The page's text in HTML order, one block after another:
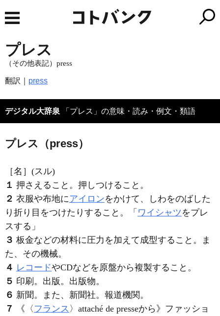
プレス
（その他表記）press
翻訳｜ press
デジタル大辞泉 「プレス」の意味・読み・例文・類語
プレス（press）
［名］ (スル)
１ 押さえること。押しつけること。
２ 衣服や布地にアイロンをかけて、しわをのばした
り折り目をつけたりすること。「 ワイシャツ をプレ
スする」
３ 板金などの材料に圧力を加えて成型すること。ま
た、その機械。
４ レコードやCDなどを原盤から複製すること。
５ 印刷。出版。出版物。
６ 新聞。また、新聞社。報道機関。
７
《〈 フランス 〉attaché de presseから》ファッショ